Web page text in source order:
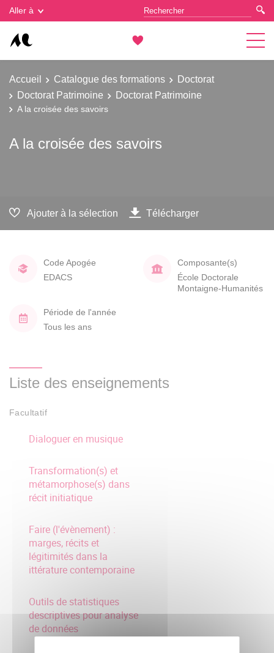
Aller à
Accueil Catalogue des formations
Doctorat
Doctorat Patrimoine
Doctorat Patrimoine
A la croisée des savoirs
A la croisée des savoirs
Ajouter à la sélection Télécharger
Code Apogée
EDACS
Composante(s)
École Doctorale
Montaigne-Humanités
Période de l'année
Tous les ans
Liste des enseignements
Facultatif
Dialoguer en musique
Transformation(s) et
métamorphose(s) dans
récit initiatique
Faire (l'évènement) :
marges, récits et
légitimités dans la
ittérature contemporaine
Outils de statistiques
descriptives pour analyse
de données
Gestion des cookies